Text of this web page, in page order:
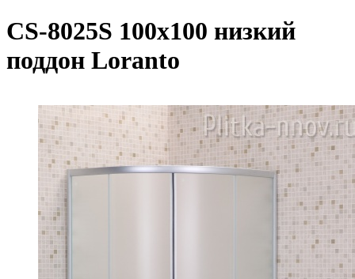
CS-8025S 100х100 низкий
поддон Loranto